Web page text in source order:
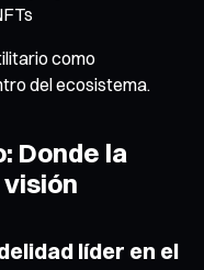
como
del ecosistema.
Donde la
líder en el